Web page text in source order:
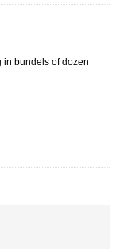
bundels of dozen